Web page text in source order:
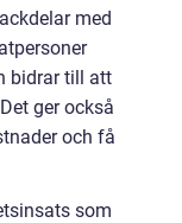
med
bidrar till att
ger också
och få
som